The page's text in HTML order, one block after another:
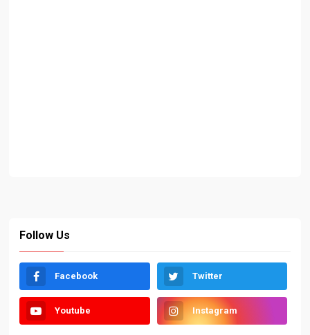
Follow Us
Facebook Twitter
Youtube Instagram